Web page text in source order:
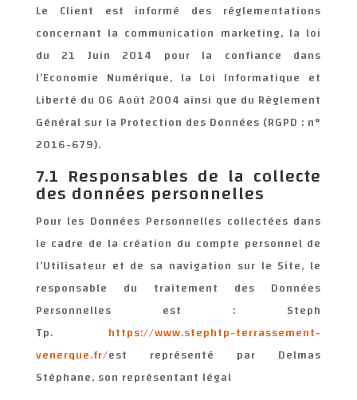
Le Client est informé des réglementations
concernant la communication marketing, la loi
du 21 Juin 2014 pour la confiance dans
l’Economie Numérique, la Loi Informatique et
Liberté du 06 Août 2004 ainsi que du Règlement
Général sur la Protection des Données (RGPD : n°
2016-679).
7.1 Responsables de la collecte
des données personnelles
Pour les Données Personnelles collectées dans
le cadre de la création du compte personnel de
l’Utilisateur et de sa navigation sur le Site, le
responsable du traitement des Données
Personnelles est : Steph
Tp.
https://www.stephtp-terrassement-
venerque.fr/est représenté par Delmas
Stéphane, son représentant légal